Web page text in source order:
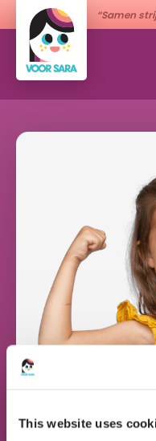
This website uses
“Samen